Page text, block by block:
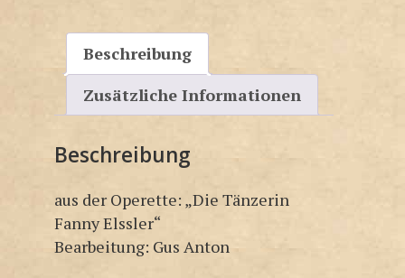
Beschreibung
Zusätzliche Informationen
Beschreibung
aus der Operette: „Die Tänzerin
Fanny Elssler“
Bearbeitung: Gus Anton